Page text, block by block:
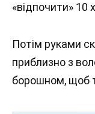
«відпочити» 10
Потім руками
приблизно з
борошном, щоб